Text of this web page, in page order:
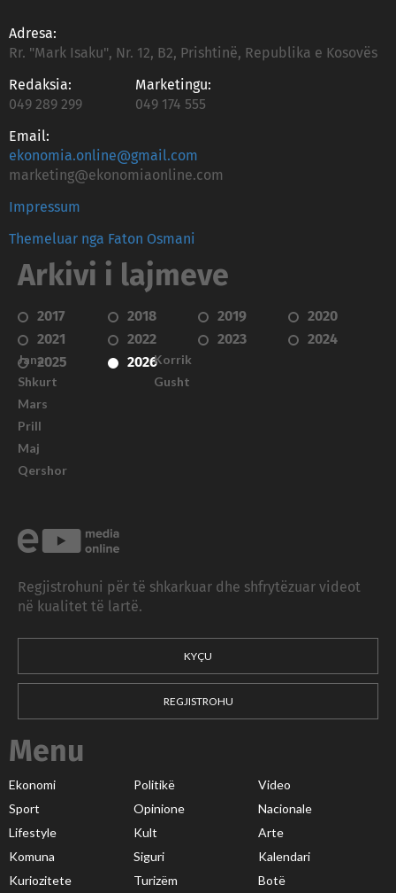
Adresa:
Rr. "Mark Isaku", Nr. 12, B2, Prishtinë, Republika e Kosovës
Redaksia:
049 289 299
Marketingu:
049 174 555
Email:
ekonomia.online@gmail.com
marketing@ekonomiaonline.com
Impressum
Themeluar nga Faton Osmani
Arkivi i lajmeve
2017 2018 2019
2020
2021
2022 2023
2024
2025
2026
Janar
Shkurt
Mars
Prill
Maj
Qershor
Korrik
Gusht
Regjistrohuni për të shkarkuar dhe shfrytëzuar videot
në kualitet të lartë.
KYÇU
REGJISTROHU
Menu
Ekonomi Politikë
Video
Sport
Opinione
Nacionale
Lifestyle
Kult
Arte
Komuna
Siguri
Kalendari
Kuriozitete
Turizëm Botë